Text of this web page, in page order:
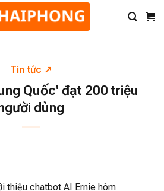
Tin tức
Quốc' đạt 200 triệu
dùng
thiệu chatbot AI Ernie hôm